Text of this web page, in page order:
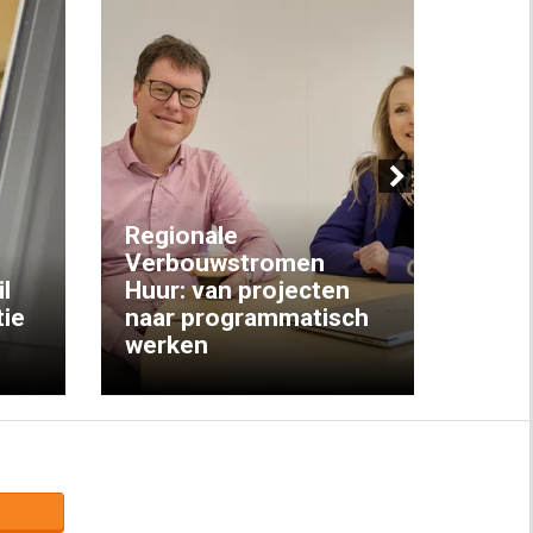
Regionale
Verbouwstromen
Huur: van projecten
naar programmatisch
werken
Next